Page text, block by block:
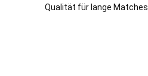
Qualität für lange Matches.